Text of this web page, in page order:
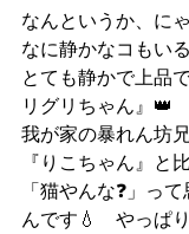
なんというか、に
なに静かなコもい
とても静かで上品
リグリちゃん』👑
我が家の暴れん坊
『りこちゃん』と
「猫やんな❓」っ
んです💧　やっぱ